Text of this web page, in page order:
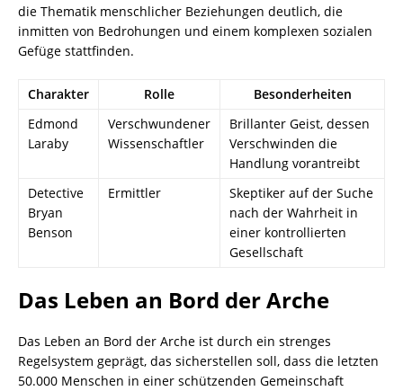
die Thematik menschlicher Beziehungen deutlich, die
inmitten von Bedrohungen und einem komplexen sozialen
Gefüge stattfinden.
Charakter Rolle
Besonderheiten
Edmond
Laraby
Verschwundener
Wissenschaftler
Brillanter Geist, dessen
Verschwinden die
Handlung vorantreibt
Detective
Bryan
Benson
Ermittler
Skeptiker auf der Suche
nach der Wahrheit in
einer kontrollierten
Gesellschaft
Das Leben an Bord der Arche
Das Leben an Bord der Arche ist durch ein strenges
Regelsystem geprägt, das sicherstellen soll, dass die letzten
50.000 Menschen in einer schützenden Gemeinschaft